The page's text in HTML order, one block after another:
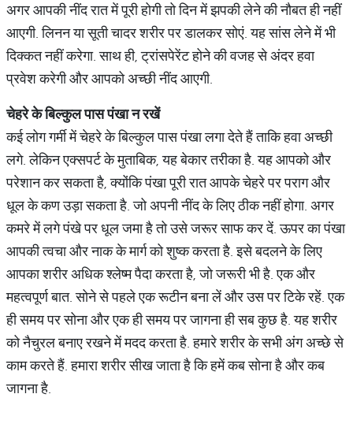
अगर आपकी नींद रात में पूरी होगी तो दिन में झपकी लेने की नौबत ही नहीं
आएगी. लिनन या सूती चादर शरीर पर डालकर सोएं. यह सांस लेने में भी
दिक्‍कत नहीं करेगा. साथ ही, ट्रांसपेरेंट होने की वजह से अंदर हवा
प्रवेश करेगी और आपको अच्‍छी नींद आएगी.
चेहरेकेबिल्कुलपासपंखानरखें
कई लोग गर्मी में चेहरे के बिल्‍कुल पास पंखा लगा देते हैं ताकि हवा अच्‍छी
लगे. लेकिन एक्‍सपर्ट के मुताबिक, यह बेकार तरीका है. यह आपको और
परेशान कर सकता है, क्‍योंकि पंखा पूरी रात आपके चेहरे पर पराग और
धूल के कण उड़ा सकता है. जो अपनी नींद के लिए ठीक नहीं होगा. अगर
कमरे में लगे पंखे पर धूल जमा है तो उसे जरूर साफ कर दें. ऊपर का पंखा
आपकी त्‍वचा और नाक के मार्ग को शुष्‍क करता है. इसे बदलने के लिए
आपका शरीर अध‍िक श्लेष्म पैदा करता है, जो जरूरी भी है. एक और
महत्‍वपूर्ण बात. सोने से पहले एक रूटीन बना लें और उस पर टिके रहें. एक
ही समय पर सोना और एक ही समय पर जागना ही सब कुछ है. यह शरीर
को नैचुरल बनाए रखने में मदद करता है. हमारे शरीर के सभी अंग अच्‍छे से
काम करते हैं. हमारा शरीर सीख जाता है कि हमें कब सोना है और कब
जागना है.